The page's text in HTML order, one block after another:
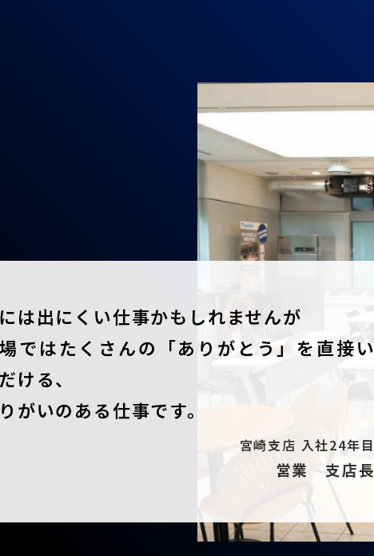
は出にくい仕事かもしれませんが
ではたくさんの「ありがとう」を直接い
ける、
がいのある仕事です。
宮崎支店 入社24年目
営業 支店長